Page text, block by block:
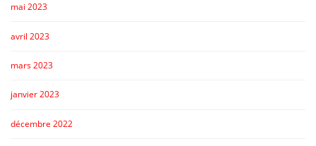
mai 2023
avril 2023
mars 2023
janvier 2023
décembre 2022